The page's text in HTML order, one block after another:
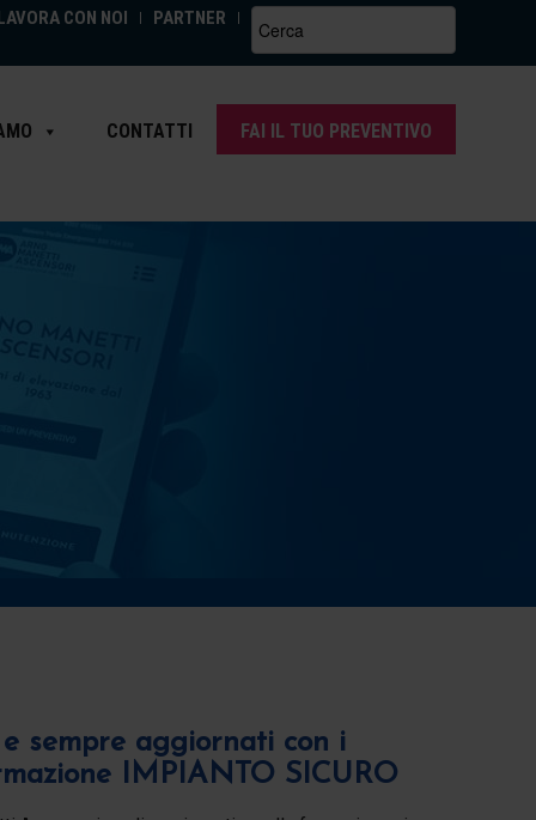
CON NOI PARTNER
for:
CONTATTI FAI IL TUO PREVENTIVO
e sempre aggiornati con i
IMPIANTO SICURO